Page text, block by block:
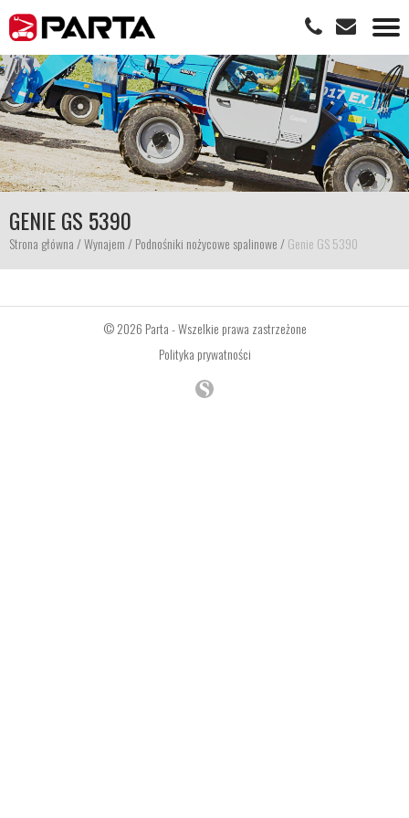
GENIE GS 5390
Strona główna/Wynajem/Podnośniki nożycowe spalinowe/Genie GS 5390
© 2026 Parta - Wszelkie prawa zastrzeżone
Polityka prywatności